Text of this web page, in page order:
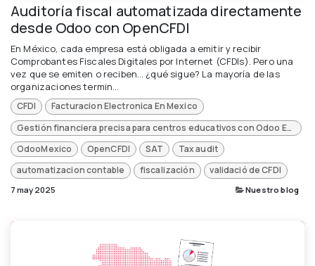
Auditoría fiscal automatizada directamente
desde Odoo con OpenCFDI
En México, cada empresa está obligada a emitir y recibir
Comprobantes Fiscales Digitales por Internet (CFDIs). Pero una
vez que se emiten o reciben… ¿qué sigue? La mayoría de las
organizaciones termin...
CFDI
Facturacion Electronica En Mexico
Gestión financiera precisa para centros educativos con Odoo ERP
OdooMexico
OpenCFDI SAT
Tax audit
automatizacion contable
fiscalización validació de CFDI
7 may 2025 Nuestro blog